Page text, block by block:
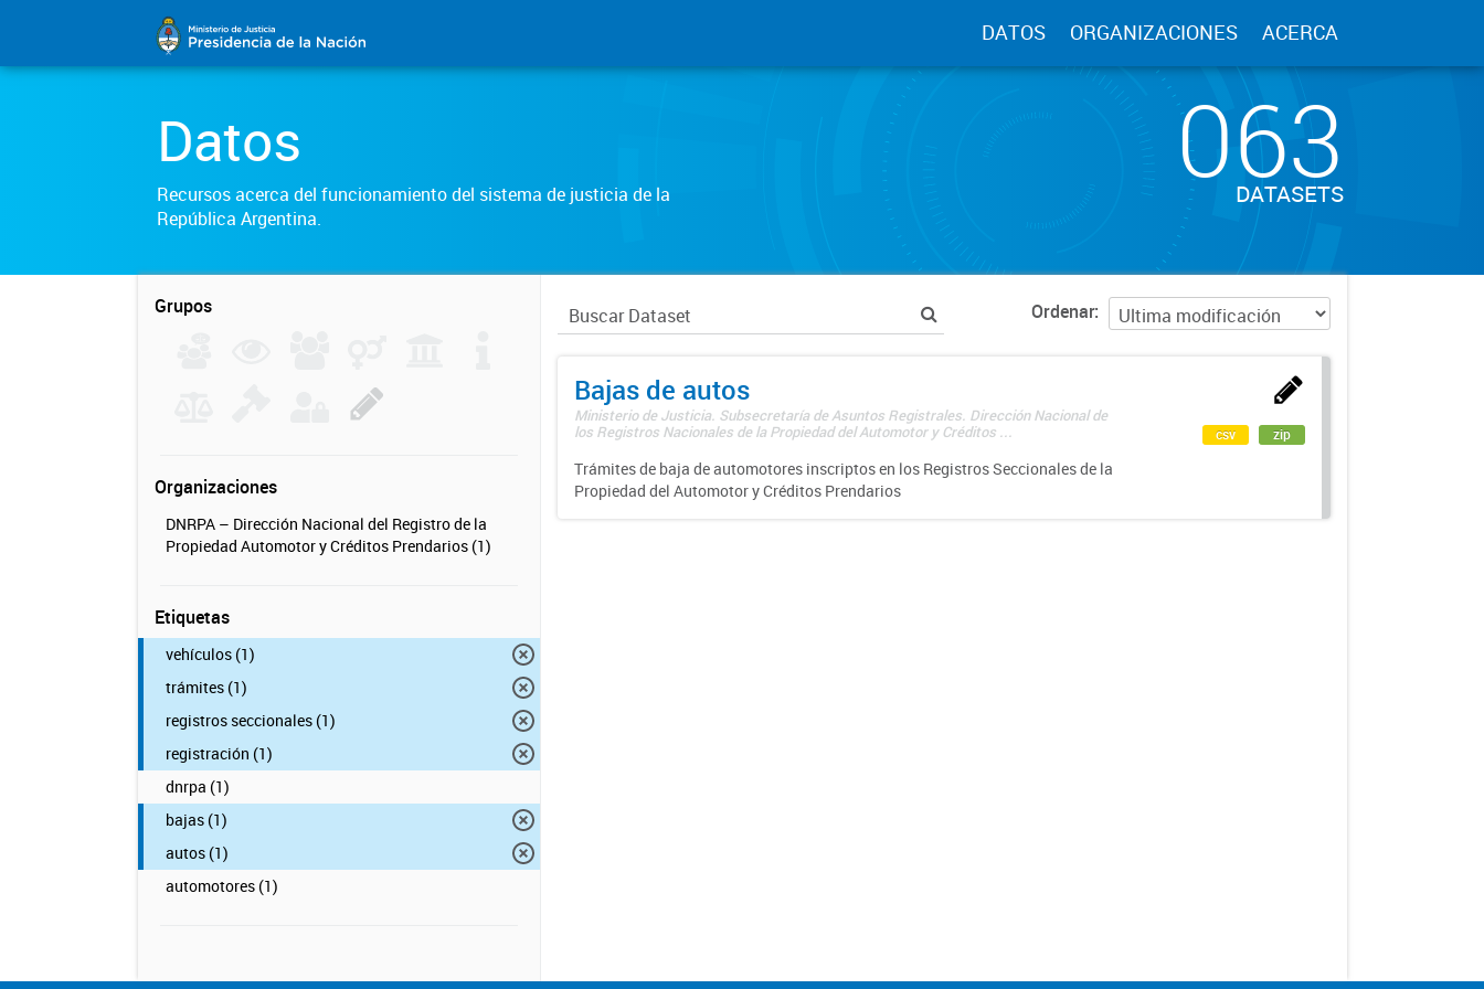
DATOS ORGANIZACIONES ACERCA
Datos
Recursos acerca del funcionamiento del sistema de justicia de la
República Argentina.
063
DATASETS
Grupos
Organizaciones
DNRPA – Dirección Nacional del Registro de la
Propiedad Automotor y Créditos Prendarios (1)
Etiquetas
vehículos (1)
trámites (1)
registros seccionales (1)
registración (1)
dnrpa (1)
bajas (1)
autos (1)
automotores (1)
Ordenar
Bajas de autos
Ministerio de Justicia. Subsecretaría de Asuntos Registrales. Dirección Nacional de
los Registros Nacionales de la Propiedad del Automotor y Créditos ...
Trámites de baja de automotores inscriptos en los Registros Seccionales de la
Propiedad del Automotor y Créditos Prendarios
csv zip